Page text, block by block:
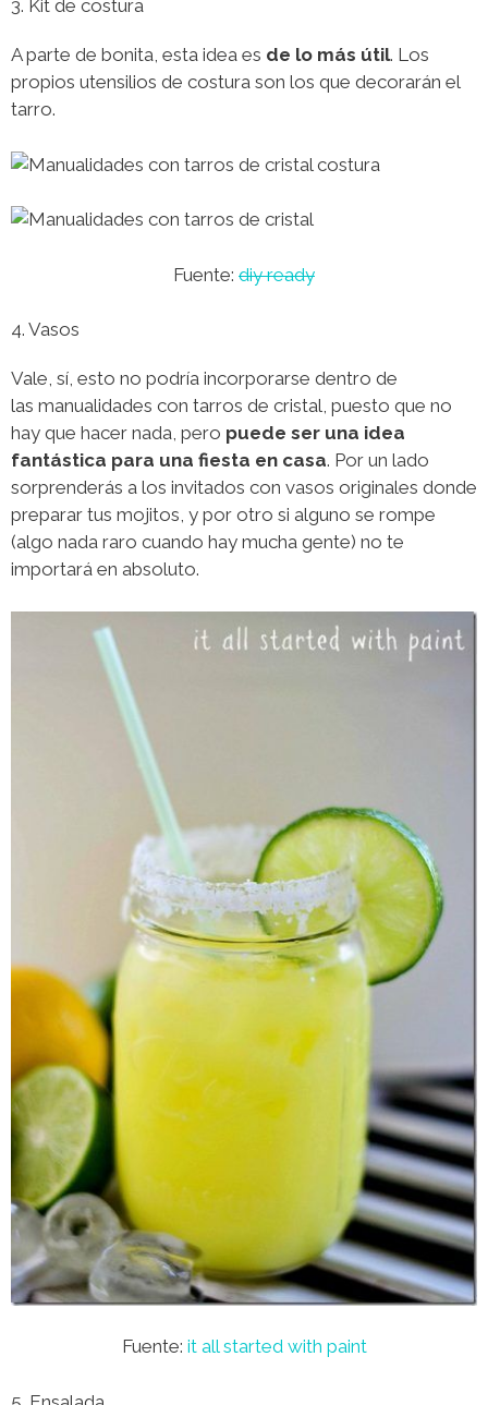
3. Kit de costura
A parte de bonita, esta idea es de lo más útil. Los
propios utensilios de costura son los que decorarán el
tarro.
Fuente: diy ready
4. Vasos
Vale, sí, esto no podría incorporarse dentro de
las manualidades con tarros de cristal, puesto que no
hay que hacer nada, pero puede ser una idea
fantástica para una fiesta en casa. Por un lado
sorprenderás a los invitados con vasos originales donde
preparar tus mojitos, y por otro si alguno se rompe
(algo nada raro cuando hay mucha gente) no te
importará en absoluto.
Fuente: it all started with paint